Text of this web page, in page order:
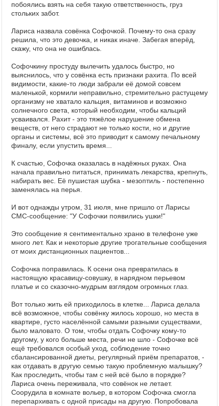
побоялись взять на себя такую ответственность, груз
стольких забот.
Лариса назвала совёнка Софочкой. Почему-то она сразу
решила, что это девочка, и никак иначе. Забегая вперёд,
скажу, что она не ошиблась.
Софочкину простуду вылечить удалось быстро, но
выяснилось, что у совёнка есть признаки рахита. По всей
видимости, какие-то люди забрали её домой совсем
маленькой, кормили неправильно, стремительно растущему
организму не хватало кальция, витаминов и возможно
солнечного света, который необходим, чтобы кальций
усваивался. Рахит - это тяжёлое нарушение обмена
веществ, от него страдают не только кости, но и другие
органы и системы, всё это приводит к самому печальному
финалу, если упустить время...
К счастью, Софочка оказалась в надёжных руках. Она
начала правильно питаться, принимать лекарства, крепнуть,
набирать вес. Её пушистая шубка - мезоптиль - постепенно
заменялась на перья.
И вот однажды утром, 31 июля, мне пришло от Ларисы
СМС-сообщение: "У Софочки появились ушки!"
Это сообщение я сентиментально храню в телефоне уже
много лет. Как и некоторые другие трогательные сообщения
от моих дистанционных пациентов...
Софочка поправилась. К осени она превратилась в
настоящую красавицу-совушку, в нарядном перьевом
платье и со сказочно-мудрым взглядом огромных глаз.
Вот только жить ей приходилось в клетке... Лариса делала
всё возможное, чтобы совёнку жилось хорошо, но места в
квартире, густо населённой самыми разными существами,
было маловато. О том, чтобы отдать Софочку кому-то
другому, у кого больше места, речи не шло - Софочке всё
ещё требовался особый уход, соблюдение точно
сбалансированной диеты, регулярный приём препаратов, -
как отдавать в другую семью такую проблемную малышку?
Как проследить, чтобы там с ней всё было в порядке?
Лариса очень переживала, что совёнок не летает.
Соорудила в комнате вольер, в котором Софочка смогла
перепархивать с одной присады на другую. Попробовала